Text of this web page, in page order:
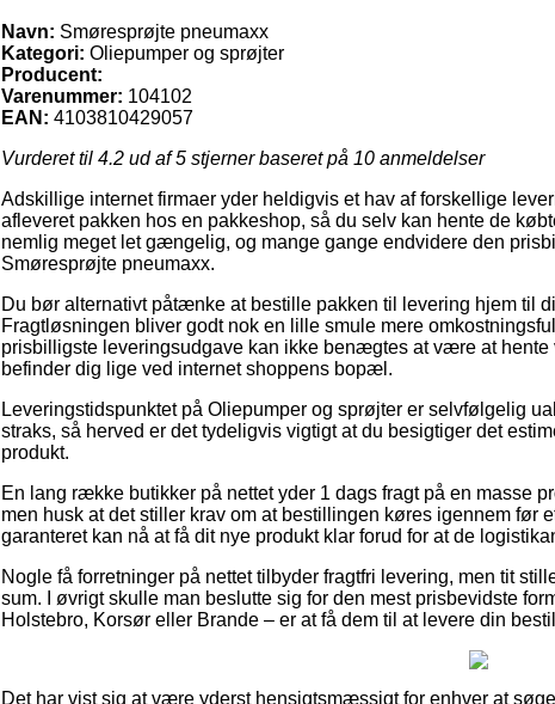
Navn: Smøresprøjte pneumaxx
Kategori: Oliepumper og sprøjter
Producent:
Varenummer: 104102
EAN: 4103810429057
Vurderet til 4.2 ud af 5 stjerner baseret på 10 anmeldelser
Adskillige internet firmaer yder heldigvis et hav af forskellige
afleveret pakken hos en pakkeshop, så du selv kan hente de
nemlig meget let gængelig, og mange gange endvidere den
Smøresprøjte pneumaxx.
Du bør alternativt påtænke at bestille pakken til levering hjem til
Fragtløsningen bliver godt nok en lille smule mere
prisbilligste leveringsudgave kan ikke benægtes at være at hente
befinder dig lige ved internet shoppens bopæl.
Leveringstidspunktet på Oliepumper og sprøjter er selvfølgelig
straks, så herved er det tydeligvis vigtigt at du besigtiger det
produkt.
En lang række butikker på nettet yder 1 dags fragt på en masse
men husk at det stiller krav om at bestillingen køres igennem før
garanteret kan nå at få dit nye produkt klar forud for at de
Nogle få forretninger på nettet tilbyder fragtfri levering, men tit
sum. I øvrigt skulle man beslutte sig for den mest prisbevidste
Holstebro, Korsør eller Brande – er at få dem til at levere din
Det har vist sig at være yderst hensigtsmæssigt for enhver at